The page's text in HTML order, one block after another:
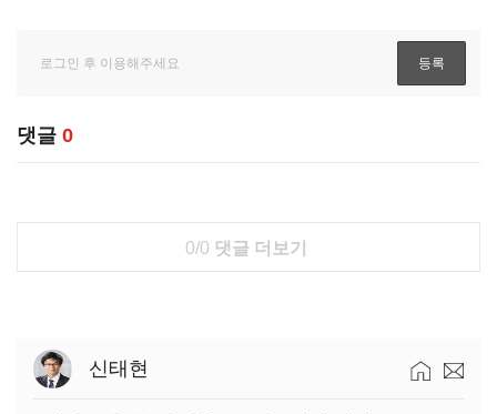
댓글 0
0/0 댓글 더보기
신태현